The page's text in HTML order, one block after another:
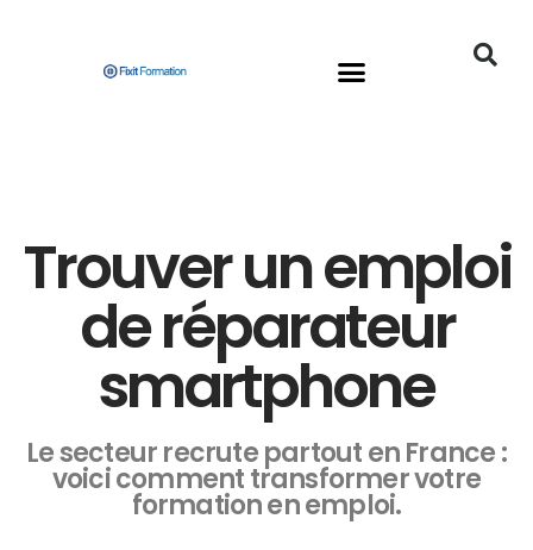
Trouver un emploi
de réparateur
smartphone
Le secteur recrute partout en France :
voici comment transformer votre
formation en emploi.